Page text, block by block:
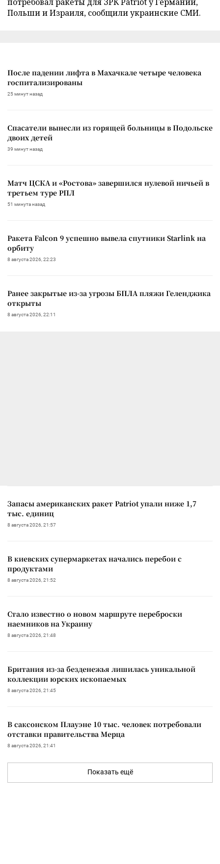
Польши и Израиля, сообщили украинские СМИ.
После падении лифта в Махачкале четыре человека
госпитализированы
25 минут назад
Спасатели вынесли из горящей больницы в Подольске
двоих детей
39 минут назад
Матч ЦСКА и «Ростова» завершился нулевой ничьей в
третьем туре РПЛ
51 минута назад
Ракета Falcon 9 успешно вывела спутники Starlink на
орбиту
8 августа 2026, 22:23
Ранее закрытые из-за угрозы БПЛА пляжи Геленджика
открыты
8 августа 2026, 22:11
Запасы американских ракет Patriot упали ниже 1,7
тыс. единиц
8 августа 2026, 21:57
В киевских супермаркетах начались перебои с
продуктами
8 августа 2026, 21:52
Стало известно о новом маршруте переброски
наемников на Украину
8 августа 2026, 21:48
Британия из-за безденежья лишилась уникальной
коллекции юрских ископаемых
8 августа 2026, 21:45
В саксонском Плауэне 10 тыс. человек потребовали
отставки правительства Мерца
8 августа 2026, 21:41
Показать ещё